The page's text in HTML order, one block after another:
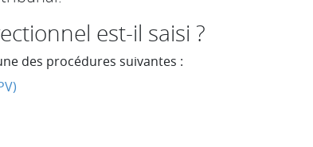
est-il saisi ?
des procédures suivantes :